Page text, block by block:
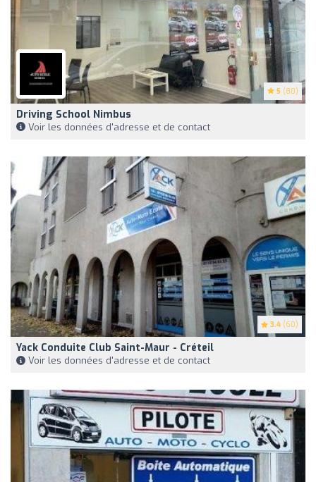
5 (80)
Driving School Nimbus
Voir les données d'adresse et de contact
3.4 (60)
Yack Conduite Club Saint-Maur - Créteil
Voir les données d'adresse et de contact